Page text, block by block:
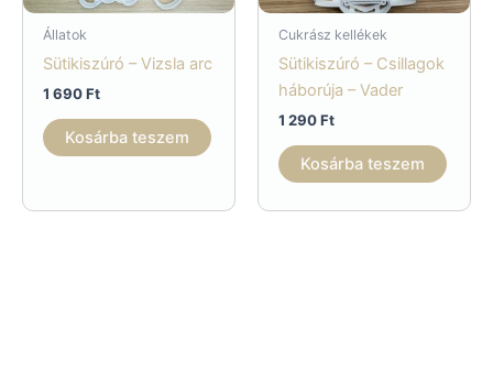
Állatok
Sütikiszúró – Vizsla arc
1 690Ft
Kosárba teszem
Cukrász kellékek
Sütikiszúró – Csillagok
háborúja – Vader
1 290Ft
Kosárba teszem